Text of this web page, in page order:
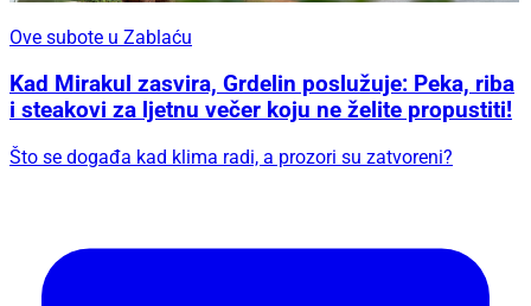
Ove subote u Zablaću
Kad Mirakul zasvira, Grdelin poslužuje: Peka, riba
i steakovi za ljetnu večer koju ne želite propustiti!
Što se događa kad klima radi, a prozori su zatvoreni?